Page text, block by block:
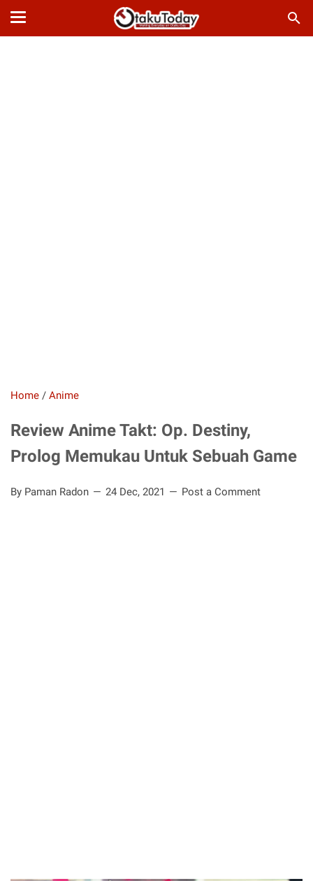
Home / Anime
Review Anime Takt: Op. Destiny,
Prolog Memukau Untuk Sebuah Game
By Paman Radon 24 Dec, 2021 Post a Comment